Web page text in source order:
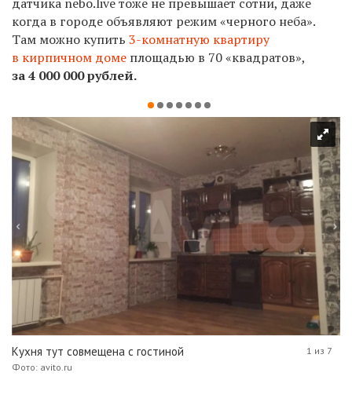
когда в городе объявляют режим «черного неба».
Там можно купить 3-комнатную квартиру
в кирпичном доме площадью в 70 «квадратов»,
за 4 000 000 рублей.
Кухня тут совмещена с гостиной
Фото: avito.ru
1 из 7